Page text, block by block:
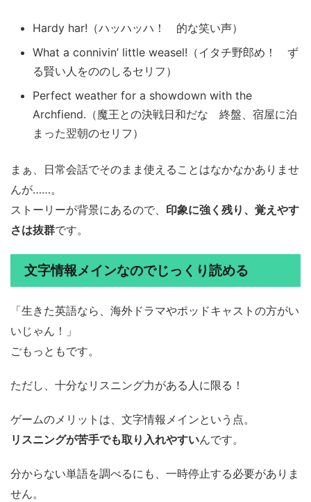
Hardy har!（ハッハッハ！ 的な笑い声）
What a connivin’ little weasel!（イタチ野郎め！ ず
る賢い人をののしるセリフ）
Perfect weather for a showdown with the
Archfiend.（魔王との決戦日和だな 終盤、宿屋に泊
まった翌朝のセリフ）
まぁ、日常会話でそのまま使えることはなかなかありませ
んが……。
ストーリーが背景にあるので、 印象に強く残り、覚えやす
さは抜群です。
文字情報メインなのでじっくり読める
「生きた英語なら、海外ドラマやポッドキャストの方がい
いじゃん！」
ごもっともです。
ただし、十分なリスニング力がある人に限る！
ゲームのメリットは、文字情報メインという点。
リスニングが苦手でも取り入れやすいんです。
分からない単語を調べるにも、一時停止する必要がありま
せん。